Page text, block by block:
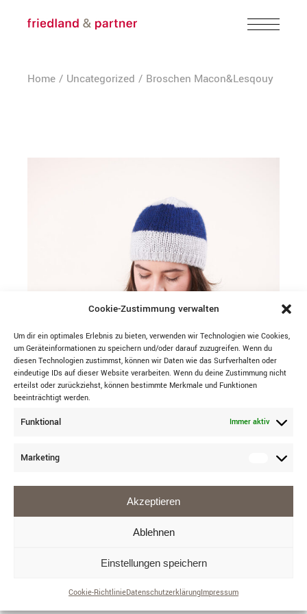
Cookie-Zustimmung verwalten
Um dir ein optimales Erlebnis zu bieten, verwenden wir Technologien wie Cookies,
um Geräteinformationen zu speichern und/oder darauf zuzugreifen. Wenn du
diesen Technologien zustimmst, können wir Daten wie das Surfverhalten oder
eindeutige IDs auf dieser Website verarbeiten. Wenn du deine Zustimmung nicht
erteilst oder zurückziehst, können bestimmte Merkmale und Funktionen
beeinträchtigt werden.
Funktional Immer aktiv
Marketing
Akzeptieren
Ablehnen
Einstellungen speichern
Cookie-RichtlinieDatenschutzerklärungImpressum
Home Uncategorized Broschen Macon&Lesqouy
BROSCHEN
MACON&LESQOUY